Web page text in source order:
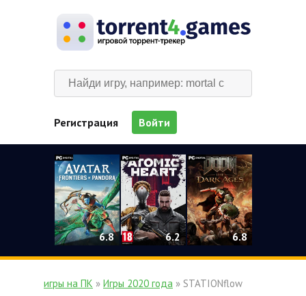
Регистрация Войти
6.8 6.2 6.8
игры на ПК » Игры 2020 года » STATIONflow